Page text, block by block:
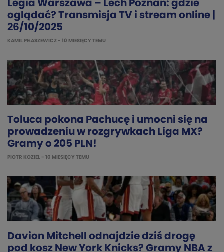
Legia Warszawa – Lech Poznań: gdzie
oglądać? Transmisja TV i stream online |
26/10/2025
KAMIL PIŁASZEWICZ - 10 MIESIĘCY TEMU
Toluca pokona Pachucę i umocni się na
prowadzeniu w rozgrywkach Liga MX?
Gramy o 205 PLN!
PIOTR KOZIEL - 10 MIESIĘCY TEMU
Davion Mitchell odnajdzie dziś drogę
pod kosz New York Knicks? Gramy NBA z